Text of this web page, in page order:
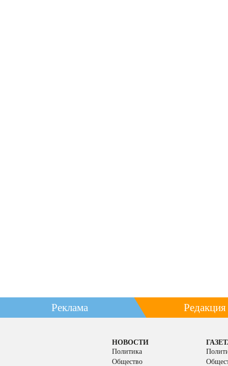
Реклама Редакция
НОВОСТИ
Политика
Общество